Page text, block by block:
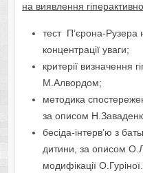
на виявлення
тест П’єрона-Рузера
концентрації уваги;
критерії визначення
М.Алвордом;
методика
за описом
бесіда-інтерв’ю з
дитини, за описом
модифікації О.Гуріної.